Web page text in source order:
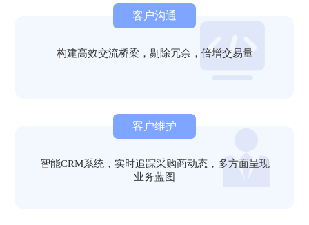
客户沟通
构建高效交流桥梁，剔除冗余，倍增交易量
客户维护
智能CRM系统，实时追踪采购商动态，多方面呈现
业务蓝图